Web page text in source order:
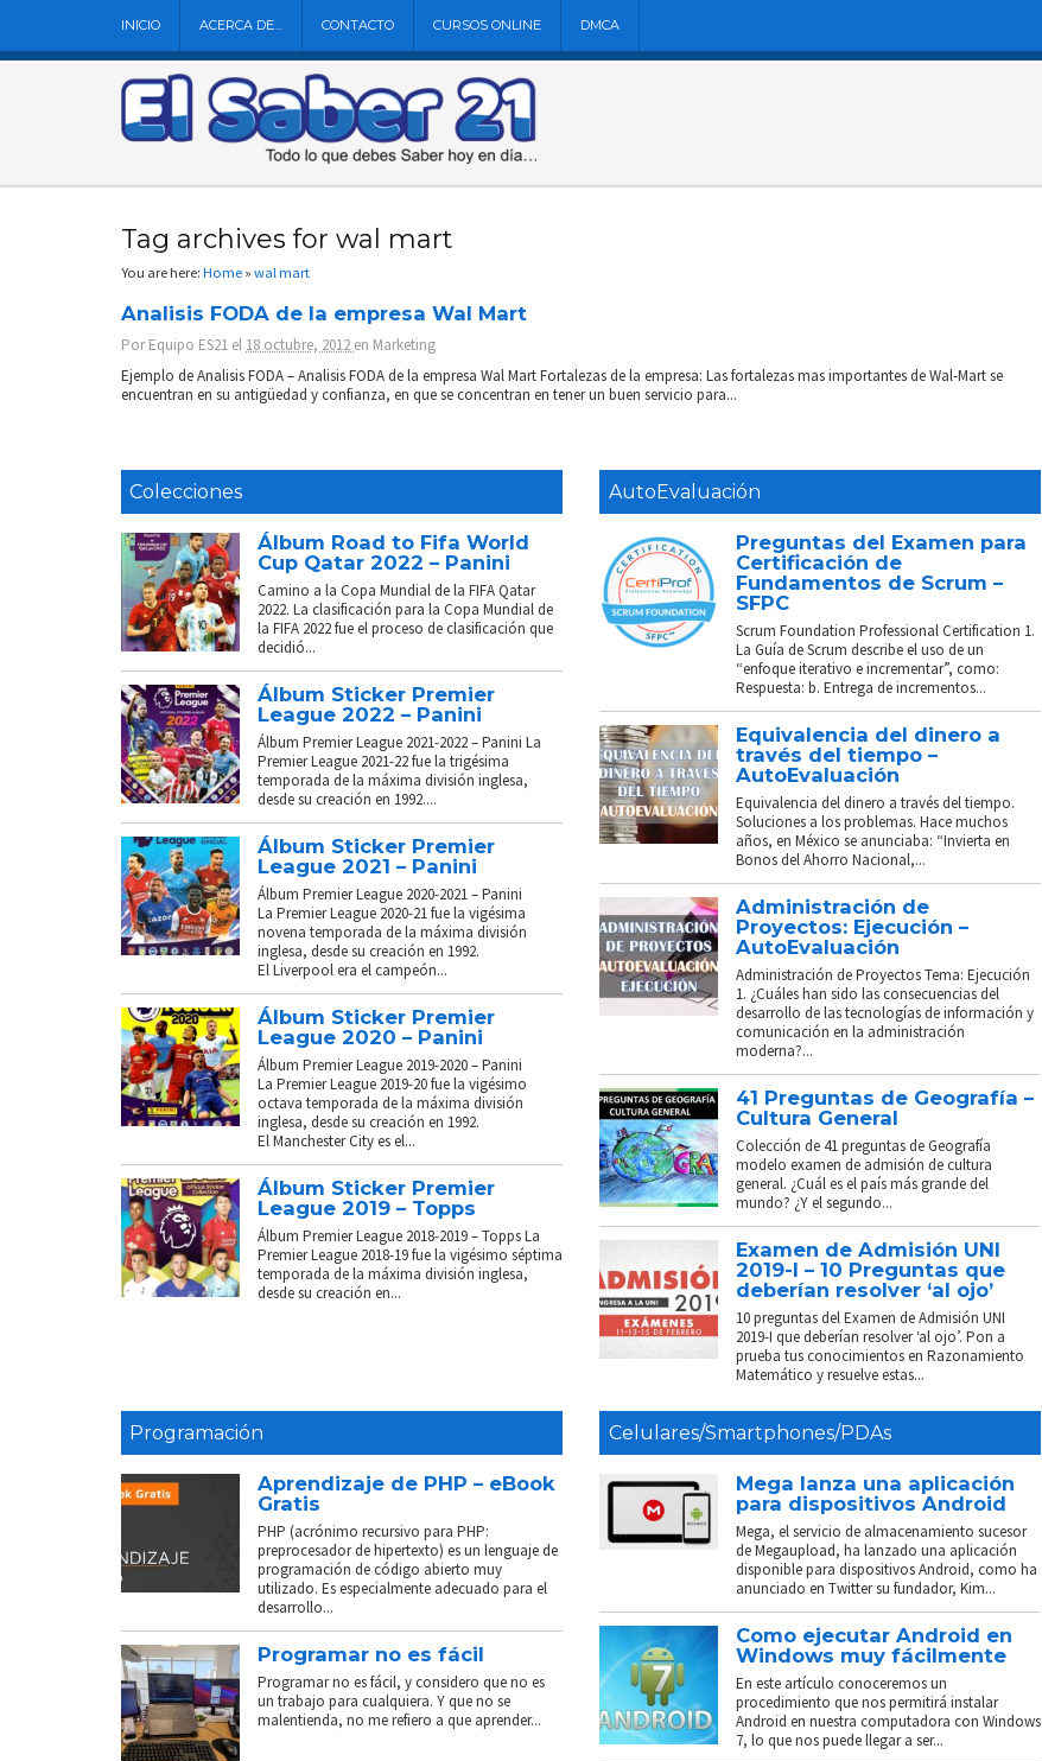
INICIO ACERCA DE… CONTACTO CURSOS ONLINE DMCA
Tag archives for wal mart
You are here: Home » wal mart
Analisis FODA de la empresa Wal Mart
PorEquipo ES21 el 18 octubre, 2012 en Marketing
Ejemplo de Analisis FODA – Analisis FODA de la empresa Wal Mart Fortalezas de la empresa: Las fortalezas mas importantes de Wal-Mart se
encuentran en su antigüedad y confianza, en que se concentran en tener un buen servicio para...
Colecciones
Álbum Road to Fifa World
Cup Qatar 2022 – Panini
Camino a la Copa Mundial de la FIFA Qatar
2022. La clasificación para la Copa Mundial de
la FIFA 2022 fue el proceso de clasificación que
decidió...
Álbum Sticker Premier
League 2022 – Panini
Álbum Premier League 2021-2022 – Panini La
Premier League 2021-22 fue la trigésima
temporada de la máxima división inglesa,
desde su creación en 1992....
Álbum Sticker Premier
League 2021 – Panini
Álbum Premier League 2020-2021 – Panini
La Premier League 2020-21 fue la vigésima
novena temporada de la máxima división
inglesa, desde su creación en 1992.
El Liverpool era el campeón...
Álbum Sticker Premier
League 2020 – Panini
Álbum Premier League 2019-2020 – Panini
La Premier League 2019-20 fue la vigésimo
octava temporada de la máxima división
inglesa, desde su creación en 1992.
El Manchester City es el...
Álbum Sticker Premier
League 2019 – Topps
Álbum Premier League 2018-2019 – Topps La
Premier League 2018-19 fue la vigésimo séptima
temporada de la máxima división inglesa,
desde su creación en...
AutoEvaluación
Preguntas del Examen para
Certificación de
Fundamentos de Scrum –
SFPC
Scrum Foundation Professional Certification 1.
La Guía de Scrum describe el uso de un
“enfoque iterativo e incrementar”, como:
Respuesta: b. Entrega de incrementos...
Equivalencia del dinero a
través del tiempo –
AutoEvaluación
Equivalencia del dinero a través del tiempo.
Soluciones a los problemas. Hace muchos
años, en México se anunciaba: “Invierta en
Bonos del Ahorro Nacional,...
Administración de
Proyectos: Ejecución –
AutoEvaluación
Administración de Proyectos Tema: Ejecución
1. ¿Cuáles han sido las consecuencias del
desarrollo de las tecnologías de información y
comunicación en la administración
moderna?...
41 Preguntas de Geografía –
Cultura General
Colección de 41 preguntas de Geografía
modelo examen de admisión de cultura
general. ¿Cuál es el país más grande del
mundo? ¿Y el segundo...
Examen de Admisión UNI
2019-I – 10 Preguntas que
deberían resolver ‘al ojo’
10 preguntas del Examen de Admisión UNI
2019-I que deberían resolver ‘al ojo’. Pon a
prueba tus conocimientos en Razonamiento
Matemático y resuelve estas...
Programación
Aprendizaje de PHP – eBook
Gratis
PHP (acrónimo recursivo para PHP:
preprocesador de hipertexto) es un lenguaje de
programación de código abierto muy
utilizado. Es especialmente adecuado para el
desarrollo...
Programar no es fácil
Programar no es fácil, y considero que no es
un trabajo para cualquiera. Y que no se
malentienda, no me refiero a que aprender...
Celulares/Smartphones/PDAs
Mega lanza una aplicación
para dispositivos Android
Mega, el servicio de almacenamiento sucesor
de Megaupload, ha lanzado una aplicación
disponible para dispositivos Android, como ha
anunciado en Twitter su fundador, Kim...
Como ejecutar Android en
Windows muy fácilmente
En este artículo conoceremos un
procedimiento que nos permitirá instalar
Android en nuestra computadora con Windows
7, lo que nos puede llegar a ser...